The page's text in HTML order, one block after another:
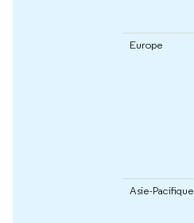
Europe
Asie-Pacifique